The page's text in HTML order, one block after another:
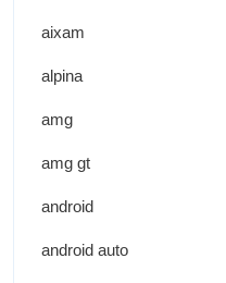
aixam
alpina
amg
amg gt
android
android auto